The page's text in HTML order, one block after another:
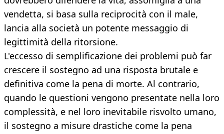
vendetta, si basa sulla reciprocità con il male,
lancia alla società un potente messaggio di
legittimità della ritorsione.
L'eccesso di semplificazione dei problemi può far
crescere il sostegno ad una risposta brutale e
definitiva come la pena di morte. Al contrario,
quando le questioni vengono presentate nella loro
complessità, e nel loro inevitabile risvolto umano,
il sostegno a misure drastiche come la pena